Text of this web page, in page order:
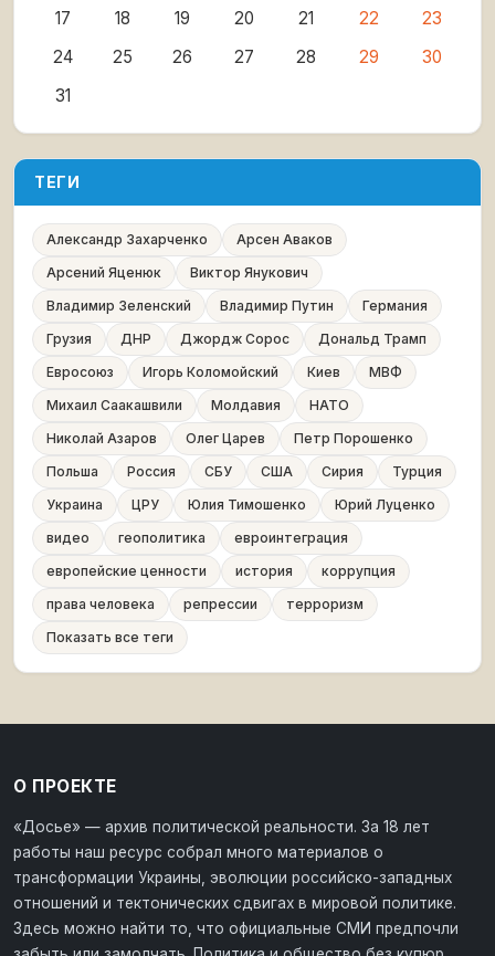
17
18 19 20 21 22
23
24
25 26 27 28 29
30
31
ТЕГИ
Александр Захарченко
Арсен Аваков
Арсений Яценюк
Виктор Янукович
Владимир Зеленский
Владимир Путин
Германия
Грузия
ДНР Джордж Сорос
Дональд Трамп
Евросоюз
Игорь Коломойский Киев
МВФ
Михаил Саакашвили
Молдавия
НАТО
Николай Азаров
Олег Царев
Петр Порошенко
Польша
Россия СБУ США Сирия
Турция
Украина
ЦРУ Юлия Тимошенко
Юрий Луценко
видео
геополитика
евроинтеграция
европейские ценности
история
коррупция
права человека
репрессии
терроризм
Показать все теги
О ПРОЕКТЕ
«Досье» — архив политической реальности. За 18 лет
работы наш ресурс собрал много материалов о
трансформации Украины, эволюции российско-западных
отношений и тектонических сдвигах в мировой политике.
Здесь можно найти то, что официальные СМИ предпочли